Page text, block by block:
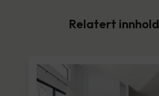
Relatert innhold